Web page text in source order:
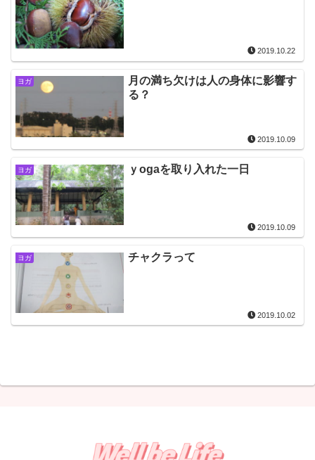
2019.10.22
ヨガ
月の満ち欠けは人の身体に影響す
る？
2019.10.09
ヨガ ｙogaを取り入れた一日
2019.10.09
ヨガ チャクラって
2019.10.02